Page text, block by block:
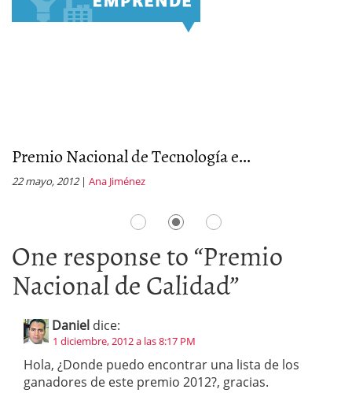
Premio Nacional de Tecnología e...
22 mayo, 2012| Ana Jiménez
One response to “Premio
Nacional de Calidad”
Daniel dice:
1 diciembre, 2012 a las 8:17 PM
Hola, ¿Donde puedo encontrar una lista de los
ganadores de este premio 2012?, gracias.